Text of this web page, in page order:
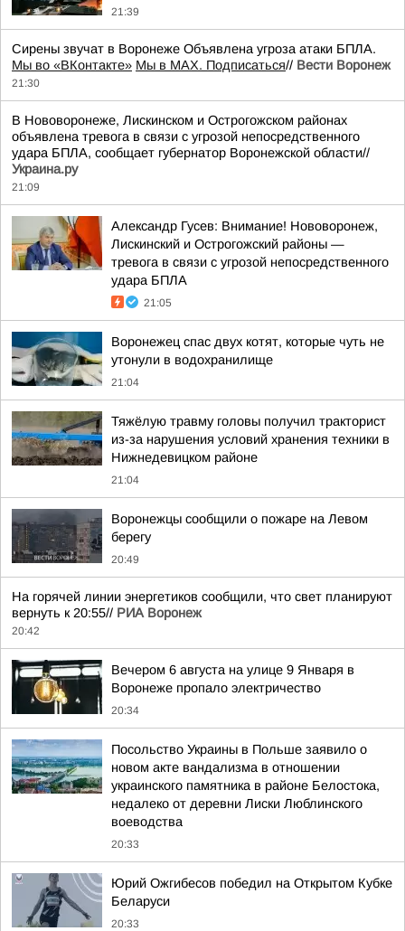
21:39
Сирены звучат в Воронеже Объявлена угроза атаки БПЛА.
Мы во «ВКонтакте» Мы в MAX. Подписаться// Вести Воронеж
21:30
В Нововоронеже, Лискинском и Острогожском районах
объявлена тревога в связи с угрозой непосредственного
удара БПЛА, сообщает губернатор Воронежской области//
Украина.ру
21:09
Александр Гусев: Внимание! Нововоронеж,
Лискинский и Острогожский районы —
тревога в связи с угрозой непосредственного
удара БПЛА
21:05
Воронежец спас двух котят, которые чуть не
утонули в водохранилище
21:04
Тяжёлую травму головы получил тракторист
из-за нарушения условий хранения техники в
Нижнедевицком районе
21:04
Воронежцы сообщили о пожаре на Левом
берегу
20:49
На горячей линии энергетиков сообщили, что свет планируют
вернуть к 20:55// РИА Воронеж
20:42
Вечером 6 августа на улице 9 Января в
Воронеже пропало электричество
20:34
Посольство Украины в Польше заявило о
новом акте вандализма в отношении
украинского памятника в районе Белостока,
недалеко от деревни Лиски Люблинского
воеводства
20:33
Юрий Ожгибесов победил на Открытом Кубке
Беларуси
20:33